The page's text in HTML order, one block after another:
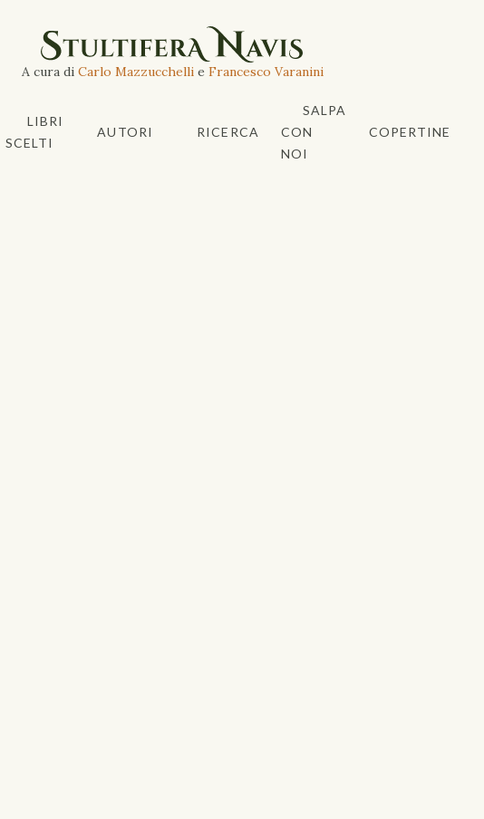
A cura di Carlo Mazzucchellie Francesco Varanini
LIBRI
SCELTI
AUTORI RICERCA
SALPA
CON
NOI
COPERTINE